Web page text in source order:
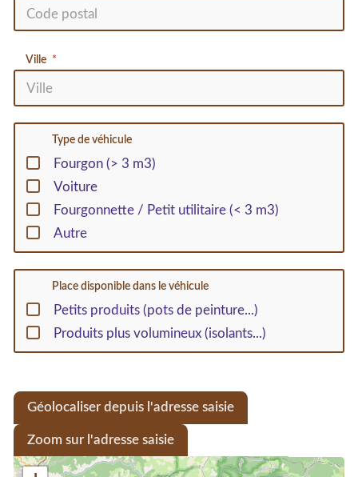
Ville
Type de véhicule
Fourgon (> 3 m3)
Voiture
Fourgonnette / Petit utilitaire (< 3 m3)
Autre
Place disponible dans le véhicule
Petits produits (pots de peinture...)
Produits plus volumineux (isolants...)
Géolocaliser depuis l'adresse saisie
Zoom sur l'adresse saisie